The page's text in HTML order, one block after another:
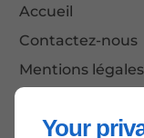
Your
Accueil
Contactez-nous
Mentions légales